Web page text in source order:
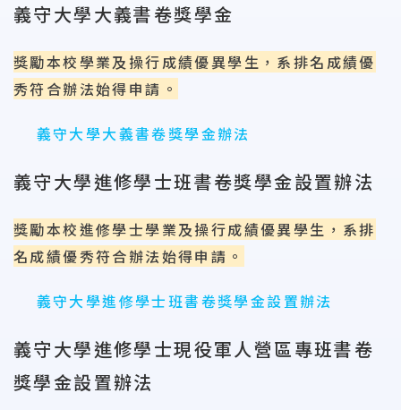
義守大學大義書卷獎學金
獎勵本校學業及操行成績優異學生，系排名成績優
秀符合辦法始得申請。
義守大學大義書卷獎學金辦法
義守大學進修學士班書卷獎學金設置辦法
獎勵本校進修學士學業及操行成績優異學生，系排
名成績優秀符合辦法始得申請。
義守大學進修學士班書卷獎學金設置辦法
義守大學進修學士現役軍人營區專班書卷
獎學金設置辦法